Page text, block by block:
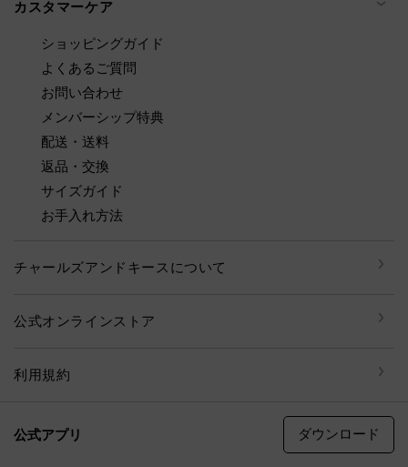
カスタマーケア
ショッピングガイド
よくあるご質問
お問い合わせ
メンバーシップ特典
配送・送料
返品・交換
サイズガイド
お手入れ方法
チャールズアンドキースについて
公式オンラインストア
利用規約
公式アプリ ダウンロード